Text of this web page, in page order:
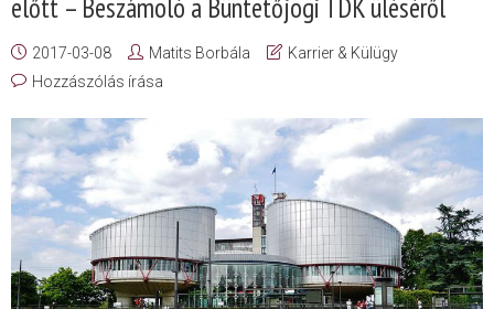
előtt – Beszámoló a Büntetőjogi TDK üléséről
2017-03-08 Matits Borbála
Karrier & Külügy
Hozzászólás írása